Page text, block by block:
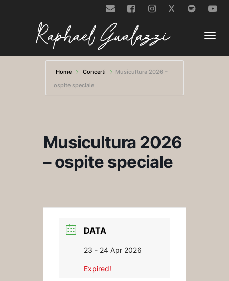
X
Home Concerti
Musicultura 2026 –
ospite speciale
Musicultura 2026
– ospite speciale
DATA
23 - 24 Apr 2026
Expired!